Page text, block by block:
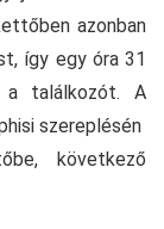
azonban
így egy óra 31
a találkozót. A
szereplésén
következő